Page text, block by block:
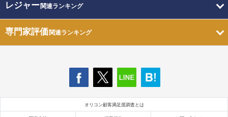
レジャー関連ランキング
専門家評価関連ランキング
オリコン顧客満足度調査とは